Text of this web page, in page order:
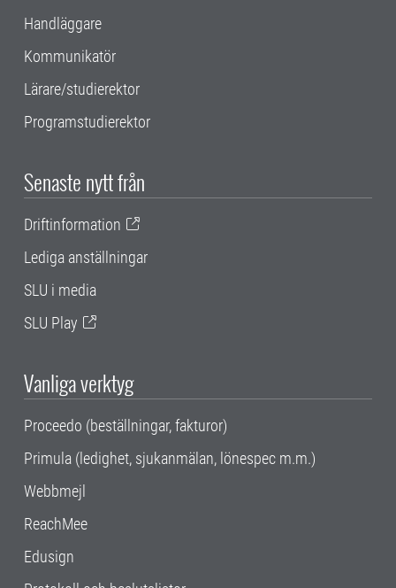
Handläggare
Kommunikatör
Lärare/studierektor
Programstudierektor
Senaste nytt från
Driftinformation
Lediga anställningar
SLU i media
SLU Play
Vanliga verktyg
Proceedo (beställningar, fakturor)
Primula (ledighet, sjukanmälan, lönespec m.m.)
Webbmejl
ReachMee
Edusign